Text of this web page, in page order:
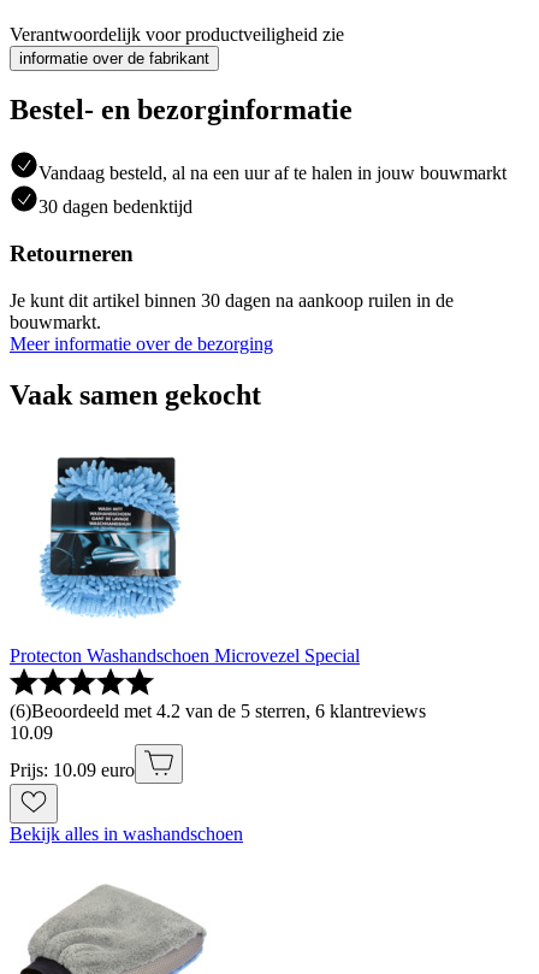
Verantwoordelijk voor productveiligheid zie
informatie over de fabrikant
Bestel- en bezorginformatie
Vandaag besteld, al na een uur af te halen in jouw bouwmarkt
30 dagen bedenktijd
Retourneren
Je kunt dit artikel binnen 30 dagen na aankoop ruilen in de
bouwmarkt.
Meer informatie over de bezorging
Vaak samen gekocht
Protecton Washandschoen Microvezel Special
(6)Beoordeeld met 4.2 van de 5 sterren, 6 klantreviews
10.09
Prijs: 10.09 euro
Bekijk alles in washandschoen